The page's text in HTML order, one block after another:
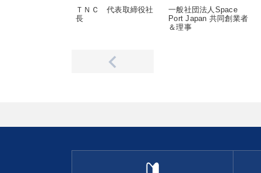
ＴＮＣ 代表取締役社
長
一般社団法人Space
Port Japan 共同創業者
＆理事